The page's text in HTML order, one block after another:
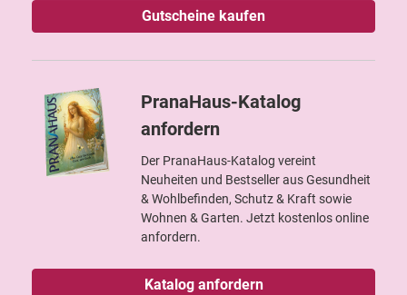
Gutscheine kaufen
PranaHaus-Katalog
anfordern
Der PranaHaus-Katalog vereint
Neuheiten und Bestseller aus Gesundheit
& Wohlbefinden, Schutz & Kraft sowie
Wohnen & Garten. Jetzt kostenlos online
anfordern.
Katalog anfordern